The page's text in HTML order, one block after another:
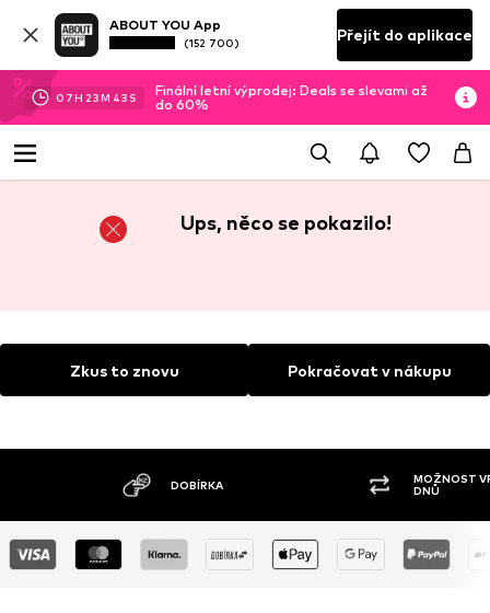
ABOUT YOU App
(152 700) Přejít do aplikace
07H 23M 42 S
Finální letní výprodej: Deals se slevami až
do 60%
Ups, něco se pokazilo!
Zkus to znovu Pokračovat v nákupu
DOBÍRKA
MOŽNOST
DNŮ